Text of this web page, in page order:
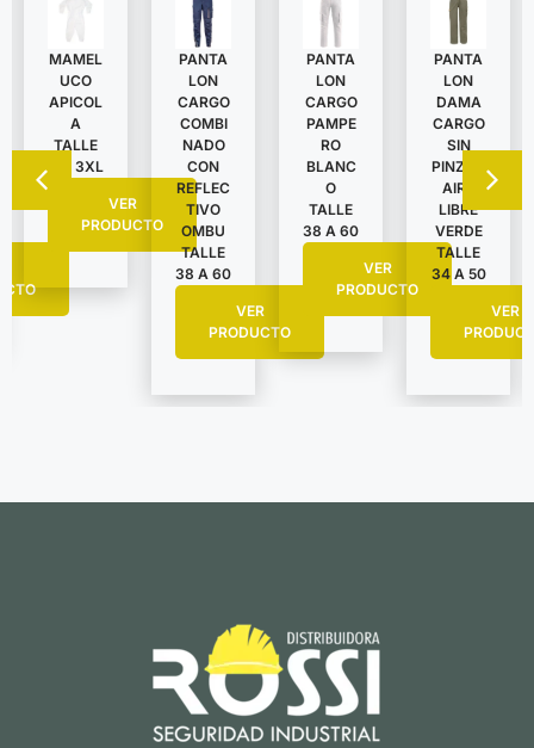
MAMEL
UCO
APICOL
A
TALLE
S A 3XL
VER
PRODUCTO
PANTA
LON
CARGO
COMBI
NADO
CON
REFLEC
TIVO
OMBU
TALLE
38 A 60
VER
PRODUCTO
PANTA
LON
CARGO
PAMPE
RO
BLANC
O
TALLE
38 A 60
VER
PRODUCTO
PANTA
LON
DAMA
CARGO
SIN
PINZAS
AIRE
LIBRE
VERDE
TALLE
34 A 50
VER